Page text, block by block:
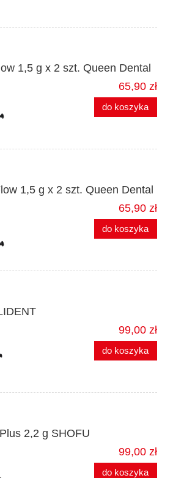
1,5 g x 2 szt. Queen Dental
65,90 zł
do koszyka
1,5 g x 2 szt. Queen Dental
65,90 zł
do koszyka
99,00 zł
do koszyka
2,2 g SHOFU
99,00 zł
do koszyka